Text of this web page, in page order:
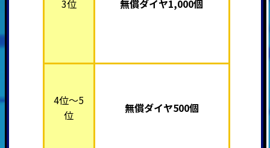
3位 無償ダイヤ1,000個
4位～5
位
無償ダイヤ500個